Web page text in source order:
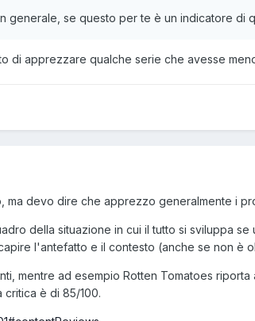
generale, se questo per te è un indicatore di
di apprezzare qualche serie che avesse
ma devo dire che apprezzo generalmente i
della situazione in cui il tutto si sviluppa
l'antefatto e il contesto (anche se non è
mentre ad esempio Rotten Tomatoes
è di 85/100.